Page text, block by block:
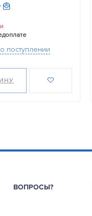
поступлении
ВОПРОСЫ?